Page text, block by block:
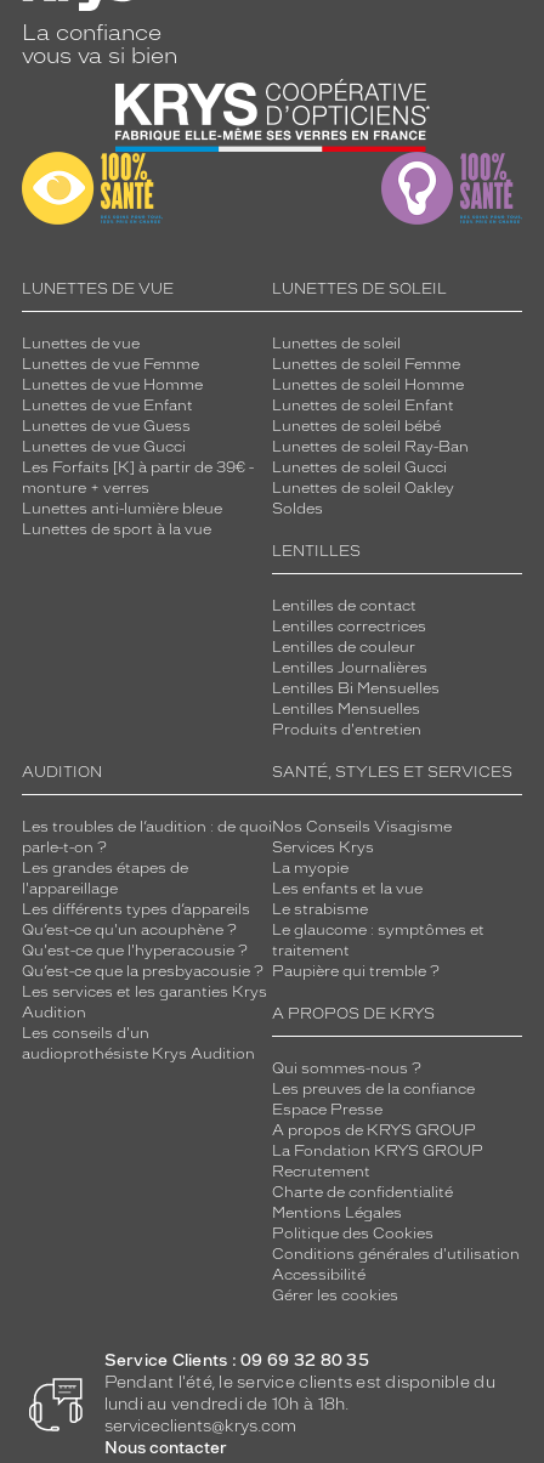
La confiance
vous va si bien
LUNETTES DE VUE
Lunettes de vue
Lunettes de vue Femme
Lunettes de vue Homme
Lunettes de vue Enfant
Lunettes de vue Guess
Lunettes de vue Gucci
Les Forfaits [K] à partir de 39€ -
monture + verres
Lunettes anti-lumière bleue
Lunettes de sport à la vue
LUNETTES DE SOLEIL
Lunettes de soleil
Lunettes de soleil Femme
Lunettes de soleil Homme
Lunettes de soleil Enfant
Lunettes de soleil bébé
Lunettes de soleil Ray-Ban
Lunettes de soleil Gucci
Lunettes de soleil Oakley
Soldes
LENTILLES
Lentilles de contact
Lentilles correctrices
Lentilles de couleur
Lentilles Journalières
Lentilles Bi Mensuelles
Lentilles Mensuelles
Produits d'entretien
AUDITION
Les troubles de l’audition : de quoi
parle-t-on ?
Les grandes étapes de
l'appareillage
Les différents types d’appareils
Qu’est-ce qu'un acouphène ?
Qu'est-ce que l'hyperacousie ?
Qu’est-ce que la presbyacousie ?
Les services et les garanties Krys
Audition
Les conseils d'un
audioprothésiste Krys Audition
SANTÉ, STYLES ET SERVICES
Nos Conseils Visagisme
Services Krys
La myopie
Les enfants et la vue
Le strabisme
Le glaucome : symptômes et
traitement
Paupière qui tremble ?
A PROPOS DE KRYS
Qui sommes-nous ?
Les preuves de la confiance
Espace Presse
A propos de KRYS GROUP
La Fondation KRYS GROUP
Recrutement
Charte de confidentialité
Mentions Légales
Politique des Cookies
Conditions générales d'utilisation
Accessibilité
Gérer les cookies
Service Clients : 09 69 32 80 35
Pendant l'été, le service clients est disponible du
lundi au vendredi de 10h à 18h.
serviceclients@krys.com
Nous contacter